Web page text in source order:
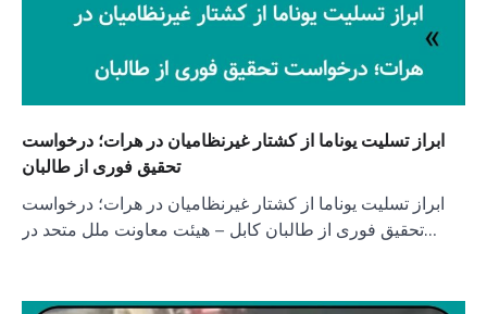
ابراز تسلیت یوناما از کشتار غیرنظامیان در هرات؛ درخواست
تحقیق فوری از طالبان
ابراز تسلیت یوناما از کشتار غیرنظامیان در هرات؛ درخواست
تحقیق فوری از طالبان کابل – هیئت معاونت ملل متحد در…